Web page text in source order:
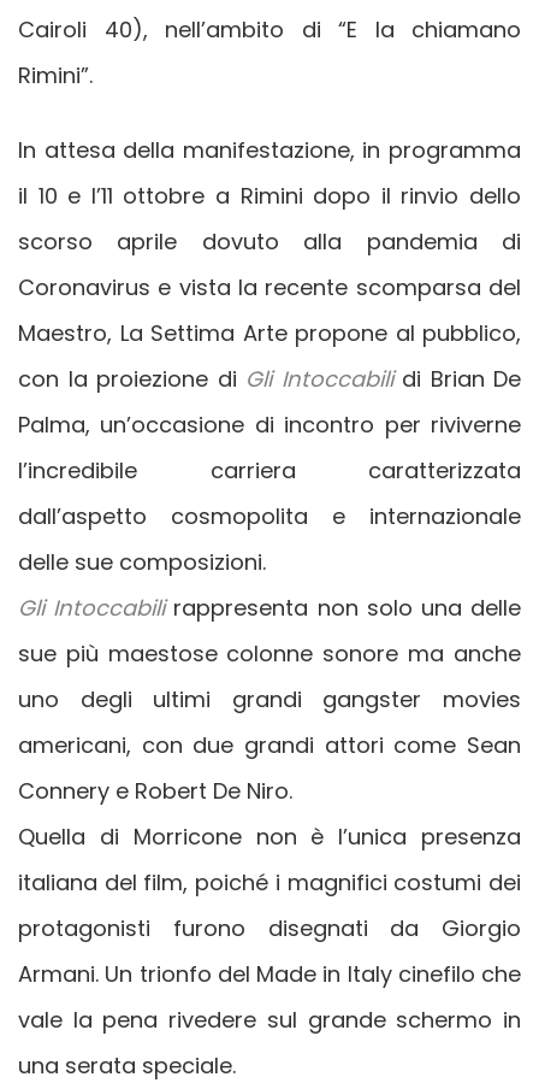
Cairoli 40), nell’ambito di “E la chiamano
Rimini”.
In attesa della manifestazione, in programma
il 10 e l’11 ottobre a Rimini dopo il rinvio dello
scorso aprile dovuto alla pandemia di
Coronavirus e vista la recente scomparsa del
Maestro, La Settima Arte propone al pubblico,
con la proiezione di Gli Intoccabilidi Brian De
Palma, un’occasione di incontro per riviverne
l’incredibile carriera caratterizzata
dall’aspetto cosmopolita e internazionale
delle sue composizioni.
Gli Intoccabili rappresenta non solo una delle
sue più maestose colonne sonore ma anche
uno degli ultimi grandi gangster movies
americani, con due grandi attori come Sean
Connery e Robert De Niro.
Quella di Morricone non è l’unica presenza
italiana del film, poiché i magnifici costumi dei
protagonisti furono disegnati da Giorgio
Armani. Un trionfo del Made in Italy cinefilo che
vale la pena rivedere sul grande schermo in
una serata speciale.